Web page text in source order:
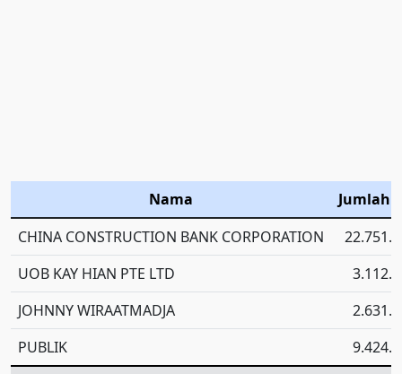
Nama
Jumlah
CHINA CONSTRUCTION BANK CORPORATION
UOB KAY HIAN PTE LTD
JOHNNY WIRAATMADJA
PUBLIK